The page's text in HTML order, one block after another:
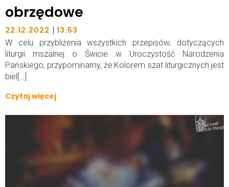
obrzędowe
22.12.2022 | 13:53
W celu przybliżenia wszystkich przepisów, dotyczących
liturgii mszalnej o Świcie w Uroczystość Narodzenia
Pańskiego, przypominamy, że:Kolorem szat liturgicznych jest
biel[…]
Czytaj więcej